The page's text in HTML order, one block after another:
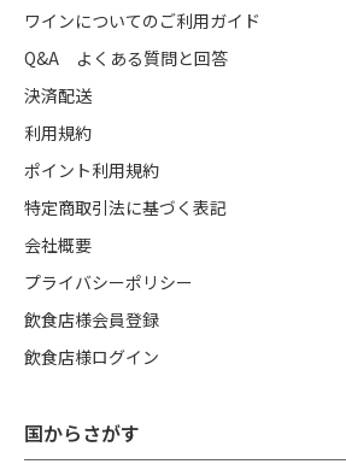
国からさがす
ワインについてのご利用ガイド
Q&A よくある質問と回答
決済配送
利用規約
ポイント利用規約
特定商取引法に基づく表記
会社概要
プライバシーポリシー
飲食店様会員登録
飲食店様ログイン